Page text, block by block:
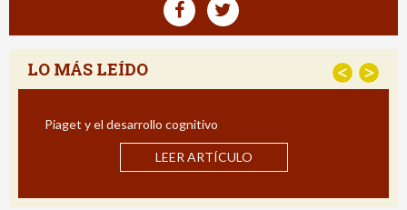
LO MÁS LEÍDO < >
Estrategias para Mejorar la
Impacto de un Programa de